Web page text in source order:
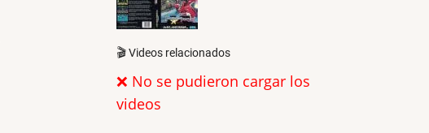
🎬 Videos relacionados
❌ No se pudieron cargar los
videos